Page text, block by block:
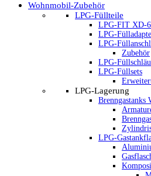
Wohnmobil-Zubehör
LPG-Füllteile
LPG-FIT XD-
LPG-
LPG-
Zubehör
LPG-
LPG-Füllsets
LPG-Lagerung
Brenngastanks
LPG-